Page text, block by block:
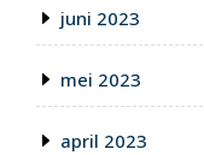
juni 2023
mei 2023
april 2023